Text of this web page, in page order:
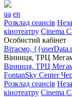
ua en
Розклад сеансів
кінотеатру Cinema
Особистий кабінет
Вітаємо,
Вінниця, ТРЦ
Вінниця, ТРЦ
FontanSky Center
Розклад сеансів
кінотеатру Cinema